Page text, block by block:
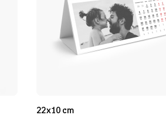
22x10 cm